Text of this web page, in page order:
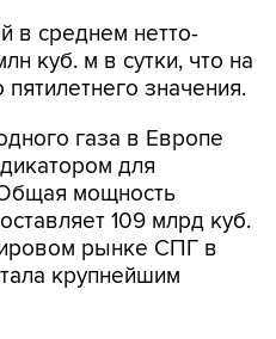
в среднем нетто-
куб. м в сутки, что на
значения.
газа в Европе
для
мощность
109 млрд куб.
рынке СПГ в
крупнейшим